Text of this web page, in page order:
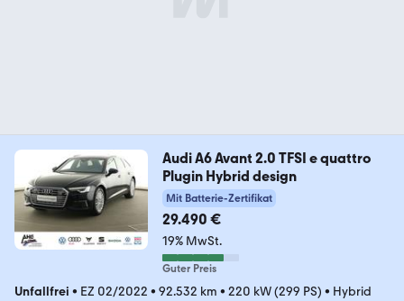
Audi A6 Avant 2.0 TFSI e quattro
Plugin Hybrid design
Mit Batterie-Zertifikat
29.490 €
19% MwSt.
Guter Preis
Unfallfrei • EZ 02/2022 • 92.532 km • 220 kW (299 PS) • Hybrid